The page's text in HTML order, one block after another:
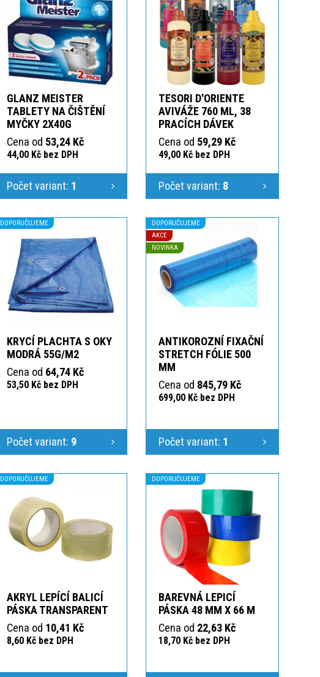
GLANZ MEISTER
TABLETY NA ČIŠTĚNÍ
MYČKY 2X40G
Cena od 53,24 Kč
44,00 Kč bez DPH
Počet variant: 1
TESORI D'ORIENTE
AVIVÁŽE 760 ML, 38
PRACÍCH DÁVEK
Cena od 59,29 Kč
49,00 Kč bez DPH
Počet variant: 8
DOPORUČUJEME
KRYCÍ PLACHTA S OKY
MODRÁ 55G/M2
Cena od 64,74 Kč
53,50 Kč bez DPH
Počet variant: 9
DOPORUČUJEME
AKCE
NOVINKA
ANTIKOROZNÍ FIXAČNÍ
STRETCH FÓLIE 500
MM
Cena od 845,79 Kč
699,00 Kč bez DPH
Počet variant: 1
DOPORUČUJEME
AKRYL LEPÍCÍ BALICÍ
PÁSKA TRANSPARENT
Cena od 10,41 Kč
8,60 Kč bez DPH
DOPORUČUJEME
BAREVNÁ LEPICÍ
PÁSKA 48 MM X 66 M
Cena od 22,63 Kč
18,70 Kč bez DPH